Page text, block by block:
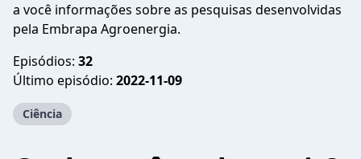
a você informações sobre as pesquisas desenvolvidas
pela Embrapa Agroenergia.
Episódios: 32
Último episódio: 2022-11-09
Ciência